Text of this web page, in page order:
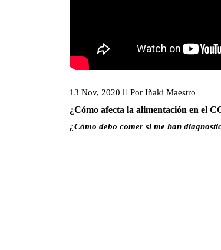
13 Nov, 2020 Por Iñaki Maestro
¿Cómo afecta la alimentación en el
¿Cómo debo comer si me han